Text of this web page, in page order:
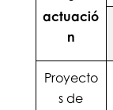
actuació
n
Proyecto
s de